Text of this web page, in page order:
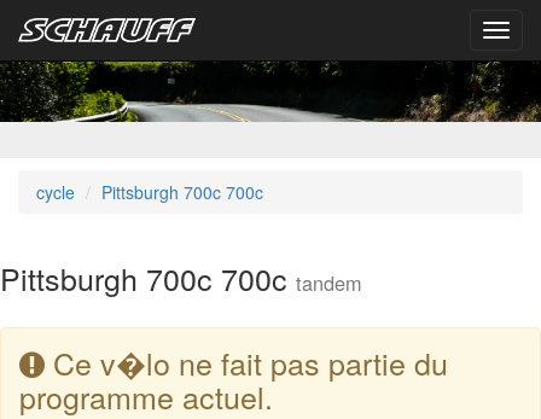
cycle Pittsburgh 700c 700c
Pittsburgh 700c 700c tandem
Ce v�lo ne fait pas partie du
programme actuel.